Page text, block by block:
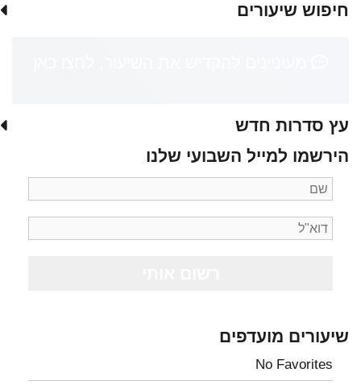
חיפוש שיעורים
עץ סדרות חדש
הירשמו למייל השבועי שלנו
שיעורים מועדפים
No Favorites